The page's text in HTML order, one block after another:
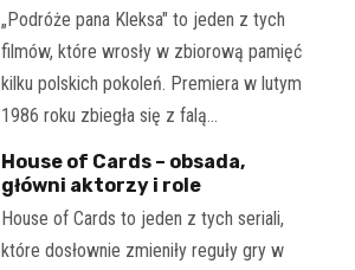
„Podróże pana Kleksa" to jeden z tych
filmów, które wrosły w zbiorową pamięć
kilku polskich pokoleń. Premiera w lutym
1986 roku zbiegła się z falą…
House of Cards – obsada,
główni aktorzy i role
House of Cards to jeden z tych seriali,
które dosłownie zmieniły reguły gry w